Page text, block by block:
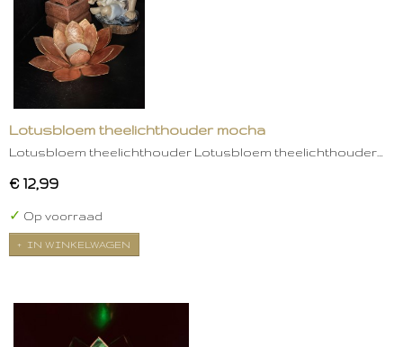
Lotusbloem theelichthouder mocha
Lotusbloem theelichthouder Lotusbloem theelichthouder…
€ 12,99
✓ Op voorraad
IN WINKELWAGEN